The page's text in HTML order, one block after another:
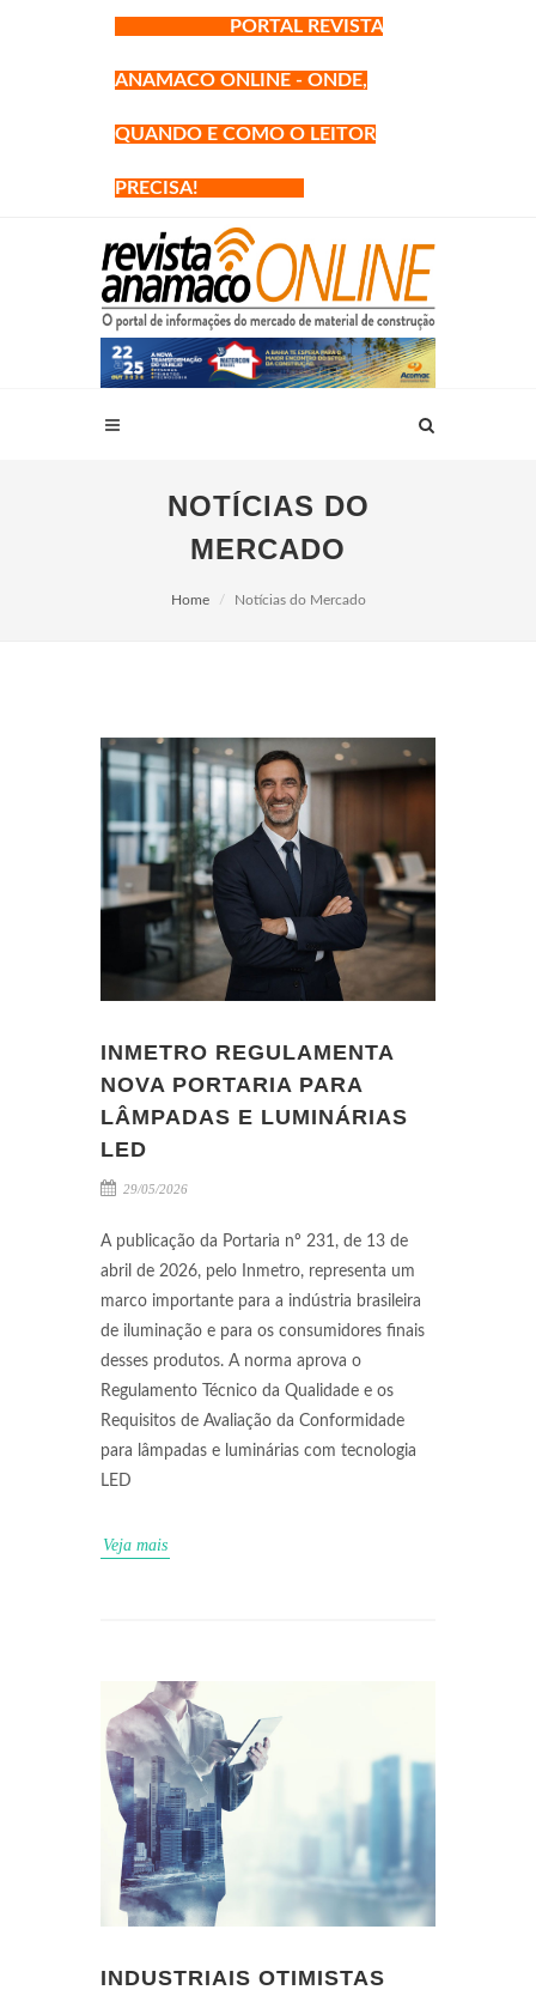
PORTAL REVISTA
ANAMACO ONLINE - ONDE,
QUANDO E COMO O LEITOR
PRECISA!
NOTÍCIAS DO
MERCADO
Home Notícias do Mercado
INMETRO REGULAMENTA
NOVA PORTARIA PARA
LÂMPADAS E LUMINÁRIAS
LED
29/05/2026
A publicação da Portaria nº 231, de 13 de
abril de 2026, pelo Inmetro, representa um
marco importante para a indústria brasileira
de iluminação e para os consumidores finais
desses produtos. A norma aprova o
Regulamento Técnico da Qualidade e os
Requisitos de Avaliação da Conformidade
para lâmpadas e luminárias com tecnologia
LED
Veja mais
INDUSTRIAIS OTIMISTAS